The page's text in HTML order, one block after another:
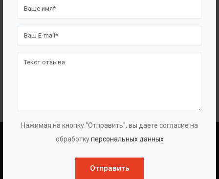
Нажимая на кнопку "Отправить", вы даете согласие на
обработкуперсональных данных
Отправить
Оборудование